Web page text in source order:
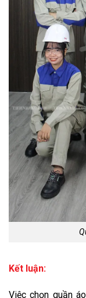
Kết luận:
Việc chọn quần